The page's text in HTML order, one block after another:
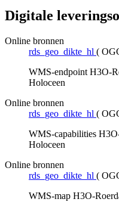
Digitale
Online bronnen
rds_geo_dikte_hl (
WMS-endpoint H3O-
Holoceen
Online bronnen
rds_geo_dikte_hl (
WMS-capabilities
Holoceen
Online bronnen
rds_geo_dikte_hl (
WMS-map H3O-